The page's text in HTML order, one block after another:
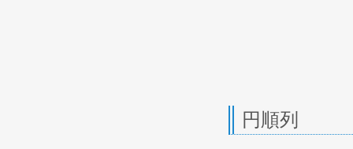
円順列